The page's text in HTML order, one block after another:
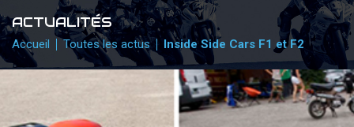
PHOTOS / WEB TV
PARTENAIRES
ACTUALITÉS
Accueil Toutes les actus Inside Side Cars F1 et F2